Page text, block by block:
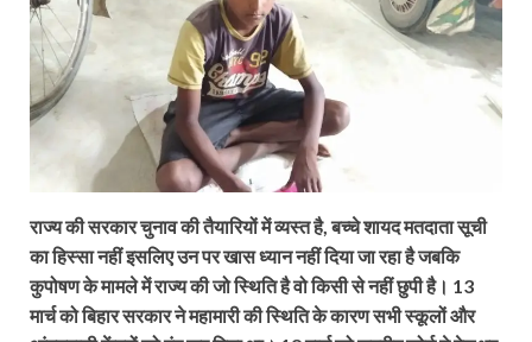
राज्य की सरकार चुनाव की तैयारियों में व्यस्त है, बच्चे शायद मतदाता सूची
का हिस्सा नहीं इसलिए उन पर खास ध्यान नहीं दिया जा रहा है जबकि
कुपोषण के मामले में राज्य की जो स्थिति है वो किसी से नहीं छुपी है। 13
मार्च को बिहार सरकार ने महामारी की स्थिति के कारण सभी स्कूलों और